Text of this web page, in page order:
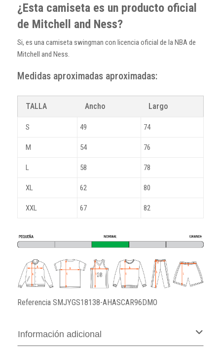
¿Esta camiseta es un producto oficial
de Mitchell and Ness?
Si, es una camiseta swingman con licencia oficial de la NBA de
Mitchell and Ness.
Medidas aproximadas aproximadas:
TALLA Ancho Largo
S 49 74
M 54 76
L 58 78
XL 62 80
XXL 67 82
Referencia SMJYGS18138-AHASCAR96DMO
Información adicional